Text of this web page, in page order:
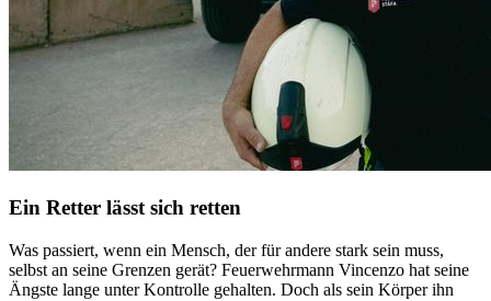
Ein Retter lässt sich retten
Was passiert, wenn ein Mensch, der für andere stark sein muss,
selbst an seine Grenzen gerät? Feuerwehrmann Vincenzo hat seine
Ängste lange unter Kontrolle gehalten. Doch als sein Körper ihn